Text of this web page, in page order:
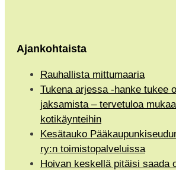
Ajankohtaista
Rauhallista mittumaaria
Tukena arjessa -hanke tukee
jaksamista – tervetuloa
kotikäynteihin
Kesätauko
ry:n toimistopalveluissa
Hoivan keskellä pitäisi saada